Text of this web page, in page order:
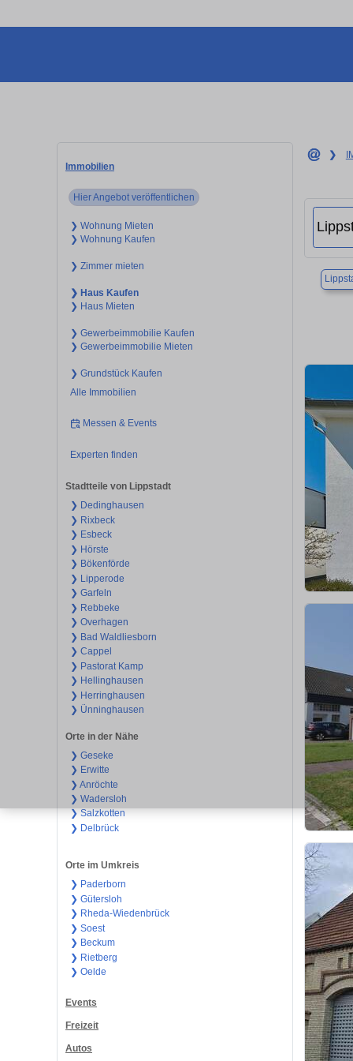
Immobilien
Hier Angebot veröffentlichen
❯ Wohnung Mieten
❯ Wohnung Kaufen
❯ Zimmer mieten
❯ Haus Kaufen
❯ Haus Mieten
❯ Gewerbeimmobilie Kaufen
❯ Gewerbeimmobilie Mieten
❯ Grundstück Kaufen
Alle Immobilien
Messen & Events
Experten finden
Stadtteile von Lippstadt
❯ Dedinghausen
❯ Rixbeck
❯ Esbeck
❯ Hörste
❯ Bökenförde
❯ Lipperode
❯ Garfeln
❯ Rebbeke
❯ Overhagen
❯ Bad Waldliesborn
❯ Cappel
❯ Pastorat Kamp
❯ Hellinghausen
❯ Herringhausen
❯ Ünninghausen
Orte in der Nähe
❯ Geseke
❯ Erwitte
❯ Anröchte
❯ Wadersloh
❯ Salzkotten
❯ Delbrück
Orte im Umkreis
❯ Paderborn
❯ Gütersloh
❯ Rheda-Wiedenbrück
❯ Soest
❯ Beckum
❯ Rietberg
❯ Oelde
Events
Freizeit
Autos
❯